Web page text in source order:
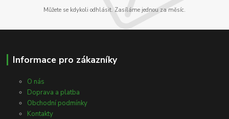
Můžete se kdykoli odhlásit. Zasíláme jednou za měsíc.
Informace pro zákazníky
O nás
Doprava a platba
Obchodní podmínky
Kontakty